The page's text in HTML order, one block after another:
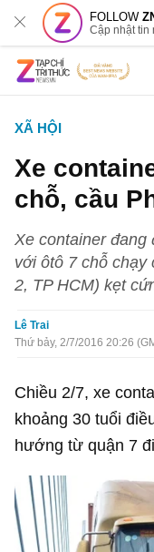
FOLLOW
Cập nhật tin
XÃ HỘI
Xe
chỗ, cầu
Xe container đang
với ôtô 7 chỗ chạy
2, TP HCM) kẹt
Lê Trai
Thứ bảy, 2/7/2016 20:26
Chiều 2/7, xe
khoảng 30 tuổi
hướng từ quận 7